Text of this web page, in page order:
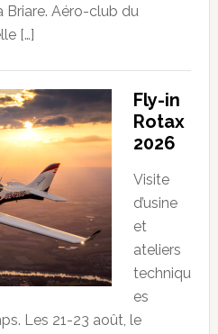
Briare. Aéro-club du
[…]
Fly-in
Rotax
2026
Visite
d’usine
et
ateliers
techniqu
es
Les 21-23 août, le